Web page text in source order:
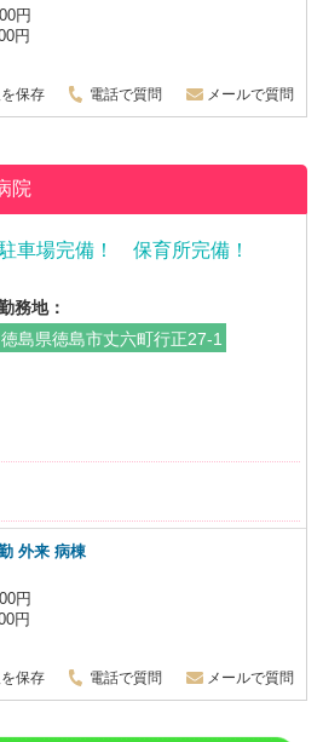
円
円
保存 電話で質問 メールで質問
院
車場完備！ 保育所完備！
務地：
徳島県徳島市丈六町行正27-1
外来 病棟
円
円
保存 電話で質問 メールで質問